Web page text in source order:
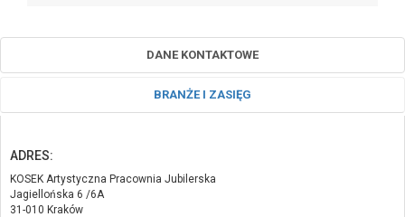
DANE KONTAKTOWE
BRANŻE I ZASIĘG
ADRES:
KOSEK Artystyczna Pracownia Jubilerska
Jagiellońska 6 /6A
31-010 Kraków